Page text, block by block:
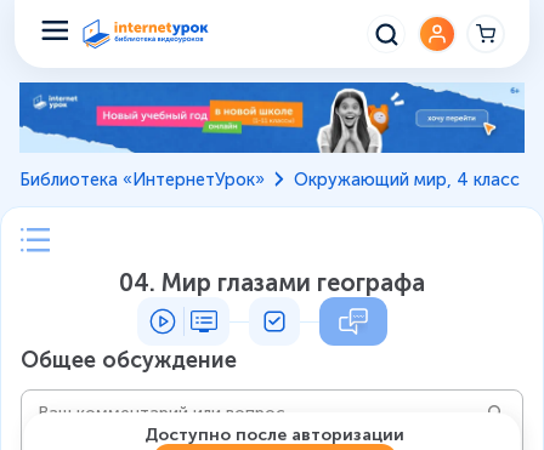
Библиотека «ИнтернетУрок» Окружающий мир, 4 класс
04. Мир глазами географа
Общее обсуждение
Доступно после авторизации